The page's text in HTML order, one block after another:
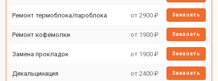
Ремонт термоблока/пароблока от 2900 ₽ Заказать
Ремонт кофемолки от 1900 ₽ Заказать
Замена прокладок от 1900 ₽ Заказать
Декальцинация от 2400 ₽ Заказать